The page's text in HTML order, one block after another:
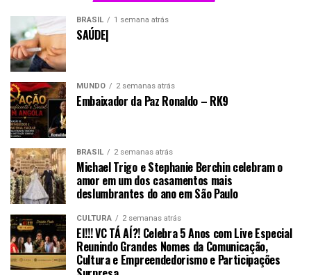
BRASIL 1 semana atrás
SAÚDE|
MUNDO 2 semanas atrás
Embaixador da Paz Ronaldo – RK9
BRASIL 2 semanas atrás
Michael Trigo e Stephanie Berchin celebram o
amor em um dos casamentos mais
deslumbrantes do ano em São Paulo
CULTURA 2 semanas atrás
EI!!! VC TÁ AÍ?! Celebra 5 Anos com Live Especial
Reunindo Grandes Nomes da Comunicação,
Cultura e Empreendedorismo e Participações